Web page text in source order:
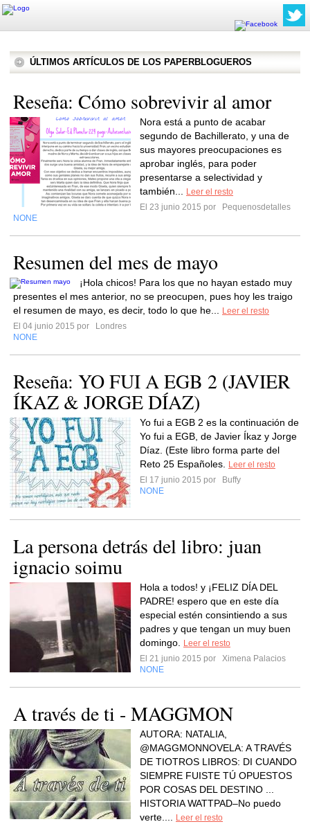
ÚLTIMOS ARTÍCULOS DE LOS PAPERBLOGUEROS
Reseña: Cómo sobrevivir al amor
Nora está a punto de acabar
segundo de Bachillerato, y una de
sus mayores preocupaciones es
aprobar inglés, para poder
presentarse a selectividad y
también...
Leer el resto
El 23 junio 2015 por
Pequenosdetalles
NONE
Resumen del mes de mayo
¡Hola chicos! Para los que no hayan estado muy
presentes el mes anterior, no se preocupen, pues hoy les traigo
el resumen de mayo, es decir, todo lo que he...
Leer el resto
El 04 junio 2015 por
Londres
NONE
Reseña: YO FUI A EGB 2 (JAVIER
ÍKAZ & JORGE DÍAZ)
Yo fui a EGB 2 es la continuación de
Yo fui a EGB, de Javier Íkaz y Jorge
Díaz. (Este libro forma parte del
Reto 25 Españoles.
Leer el resto
El 17 junio 2015 por
Buffy
NONE
La persona detrás del libro: juan
ignacio soimu
Hola a todos! y ¡FELIZ DÍA DEL
PADRE! espero que en este día
especial estén consintiendo a sus
padres y que tengan un muy buen
domingo.
Leer el resto
El 21 junio 2015 por
Ximena Palacios
NONE
A través de ti - MAGGMON
AUTORA: NATALIA,
@MAGGMONNOVELA: A TRAVÉS
DE TIOTROS LIBROS: DI CUANDO
SIEMPRE FUISTE TÚ OPUESTOS
POR COSAS DEL DESTINO ...
HISTORIA WATTPAD–No puedo
verte....
Leer el resto